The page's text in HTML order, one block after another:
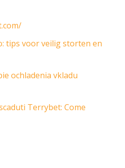
tips voor veilig storten en
ochladenia vkladu
Terrybet: Come